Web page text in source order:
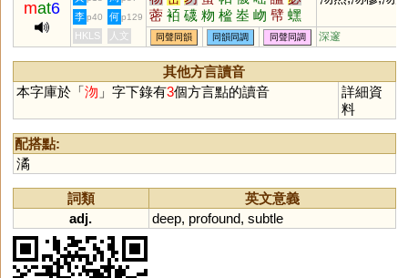
mat6
蔤 袹 礣 粅 榓 峚 岉 幦 蟔
滵 芴
李 p40 何 p129
HKLS 人文 同聲同韻 同韻同調 同聲同調 深邃
其他方言讀音
本字庫於「沕 」字下錄有3個方言點的讀音
詳細資
料
配搭點:
潏
詞類
英文意義
adj.
deep, profound, subtle